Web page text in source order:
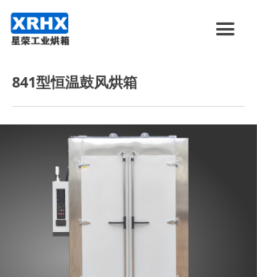
끀
首页
产品服务
新闻资讯
加入我们
合作伙伴
联系我们
841型恒温鼓风烘箱